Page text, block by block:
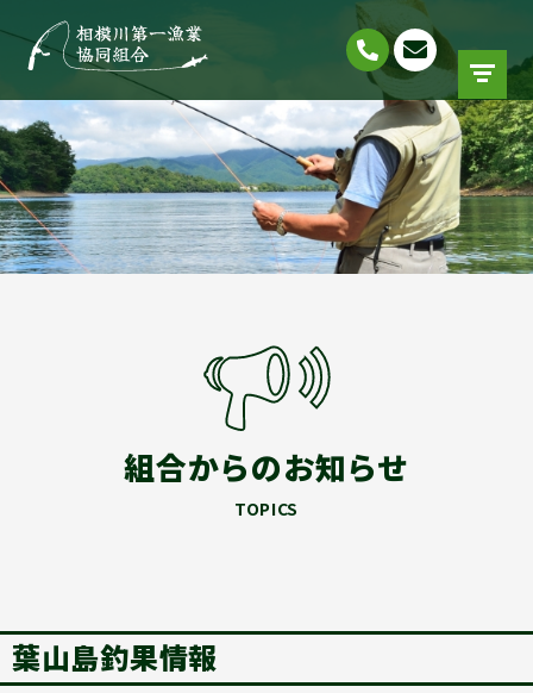
組合からのお知らせ
TOPICS
葉山島釣果情報